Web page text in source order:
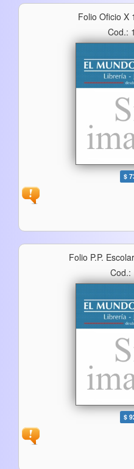
Folio Oficio X
Cod.:
$
Folio P.p.
Cod.:
$